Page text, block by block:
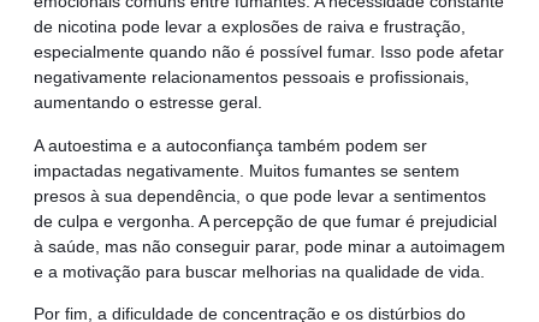
de nicotina pode levar a explosões de raiva e frustração,
especialmente quando não é possível fumar. Isso pode afetar
negativamente relacionamentos pessoais e profissionais,
aumentando o estresse geral.
A autoestima e a autoconfiança também podem ser
impactadas negativamente. Muitos fumantes se sentem
presos à sua dependência, o que pode levar a sentimentos
de culpa e vergonha. A percepção de que fumar é prejudicial
à saúde, mas não conseguir parar, pode minar a autoimagem
e a motivação para buscar melhorias na qualidade de vida.
Por fim, a dificuldade de concentração e os distúrbios do